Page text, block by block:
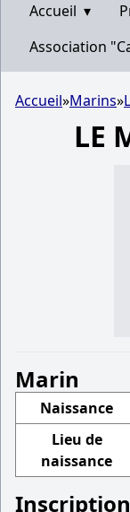
Accueil ▾
Association
Accueil»Marins»
LE
Marin
Naissance
Lieu de
naissance